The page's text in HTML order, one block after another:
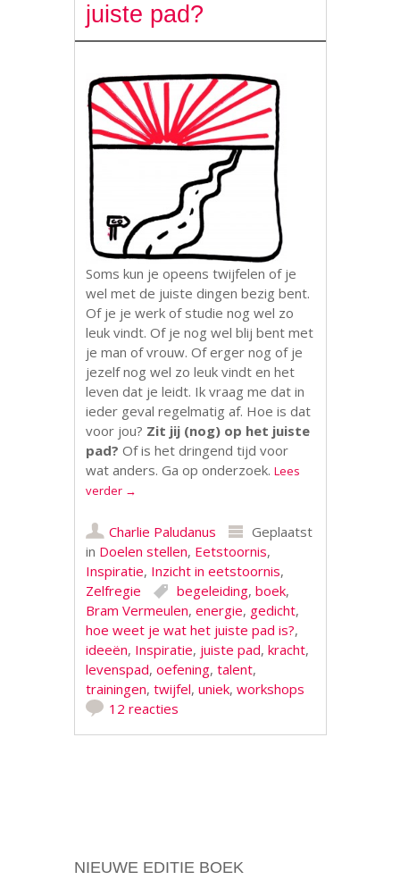
juiste pad?
Soms kun je opeens twijfelen of je
wel met de juiste dingen bezig bent.
Of je je werk of studie nog wel zo
leuk vindt. Of je nog wel blij bent met
je man of vrouw. Of erger nog of je
jezelf nog wel zo leuk vindt en het
leven dat je leidt. Ik vraag me dat in
ieder geval regelmatig af. Hoe is dat
voor jou? Zit jij (nog) op het juiste
pad? Of is het dringend tijd voor
wat anders. Ga op onderzoek.Lees
verder →
Charlie Paludanus
Geplaatst
in Doelen stellen, Eetstoornis,
Inspiratie, Inzicht in eetstoornis,
Zelfregie
begeleiding,boek,
Bram Vermeulen,energie, gedicht,
hoe weet je wat het juiste pad is?,
ideeën, Inspiratie, juiste pad,kracht,
levenspad,oefening,talent,
trainingen,twijfel,uniek,workshops
12 reacties
NIEUWE EDITIE BOEK